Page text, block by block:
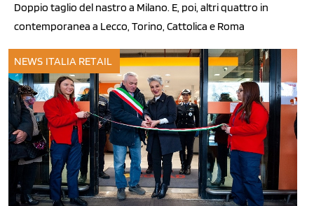
Doppio taglio del nastro a Milano. E, poi, altri quattro in
contemporanea a Lecco, Torino, Cattolica e Roma
NEWS ITALIA RETAIL